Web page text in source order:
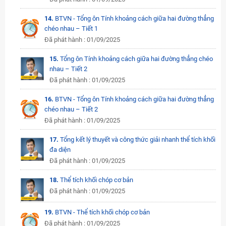
14. BTVN - Tổng ôn Tính khoảng cách giữa hai đường thẳng
chéo nhau – Tiết 1
Đã phát hành : 01/09/2025
15. Tổng ôn Tính khoảng cách giữa hai đường thẳng chéo
nhau – Tiết 2
Đã phát hành : 01/09/2025
16. BTVN - Tổng ôn Tính khoảng cách giữa hai đường thẳng
chéo nhau – Tiết 2
Đã phát hành : 01/09/2025
17. Tổng kết lý thuyết và công thức giải nhanh thể tích khối
đa diện
Đã phát hành : 01/09/2025
18. Thể tích khối chóp cơ bản
Đã phát hành : 01/09/2025
19. BTVN - Thể tích khối chóp cơ bản
Đã phát hành : 01/09/2025